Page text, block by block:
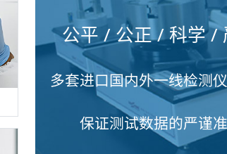
公平 / 公正 / 科学 /
多套进口国内外一线检测
保证测试数据的严谨